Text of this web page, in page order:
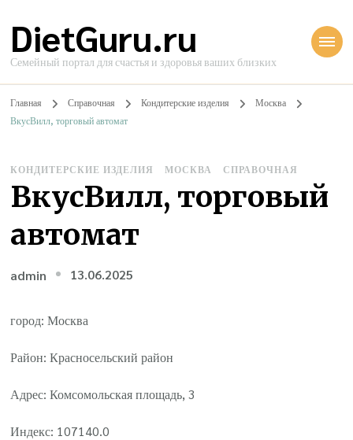
DietGuru.ru
Семейный портал для счастья и здоровья ваших близких
Главная Справочная Кондитерские изделия
Москва
ВкусВилл, торговый автомат
КОНДИТЕРСКИЕ ИЗДЕЛИЯ МОСКВА СПРАВОЧНАЯ
ВкусВилл, торговый
автомат
admin 13.06.2025
город: Москва
Район: Красносельский район
Адрес: Комсомольская площадь, 3
Индекс: 107140.0